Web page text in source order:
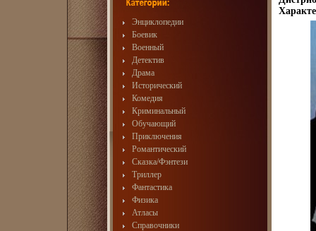
Энциклопедии
Боевик
Военный
Детектив
Драма
Исторический
Комедия
Криминальный
Обучающий
Приключения
Романтический
Сказка/Фэнтези
Триллер
Фантастика
Физика
Атласы
Справочники